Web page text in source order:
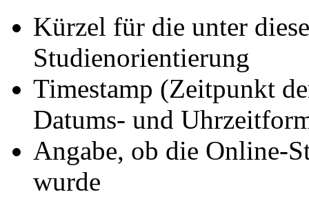
Kürzel für die unter
Studienorientierung
Timestamp (Zeitpunkt
Datums- und
Angabe, ob die Online-
wurde